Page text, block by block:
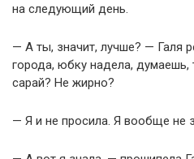
на следующий день.
— А ты, значит, лучше? — Галя
города, юбку надела, думаешь,
сарай? Не жирно?
— Я и не просила. Я вообще не